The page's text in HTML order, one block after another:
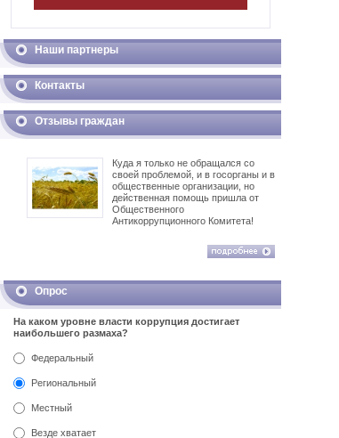
Наши партнеры
Контакты
Отзывы граждан
Куда я только не обращался со
своей проблемой, и в госорганы и в
общественные организации, но
действенная помощь пришла от
Общественного
Антикоррупционного Комитета!
Опрос
На каком уровне власти коррупция достигает
наибольшего размаха?
Федеральный
Региональный
Местный
Везде хватает